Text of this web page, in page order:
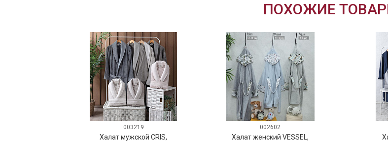
ПОХОЖИЕ
003219
Халат мужской CRIS,
002602
Халат женский VESSEL,